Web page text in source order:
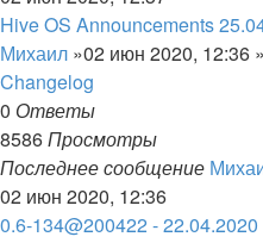
Hive OS Announcements
Михаил »02 июн 2020, 12:36
Changelog
0 Ответы
8586Просмотры
Последнее сообщение
02 июн 2020, 12:36
0.6-134@200422 - 22.04.2020